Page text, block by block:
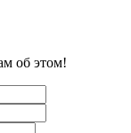
об этом!